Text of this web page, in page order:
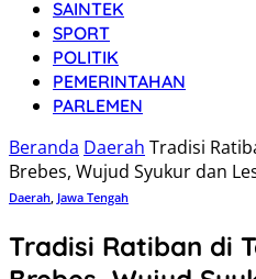
SAINTEK
SPORT
POLITIK
PEMERINTAHAN
PARLEMEN
Beranda Daerah Tradisi
Brebes, Wujud Syukur dan
Daerah, Jawa Tengah
Tradisi Ratiban di